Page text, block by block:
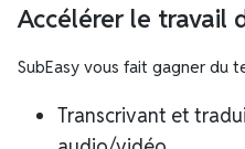
Accélérer le travail
SubEasy vous fait gagner du
Transcrivant et